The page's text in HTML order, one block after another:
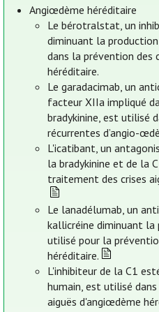
Angiœdème héréditaire
Le bérotralstat, un
diminuant la
dans la prévention des
héréditaire.
Le garadacimab, un
facteur XIIa impliqué
bradykinine, est utilisé
récurrentes d’angio-
L'icatibant, un
la bradykinine et de la
traitement des crises
Le lanadélumab, un
kallicréine diminuant la
utilisé pour la
héréditaire.
L'inhibiteur de la C1
humain, est utilisé
aiguës d'angiœdème